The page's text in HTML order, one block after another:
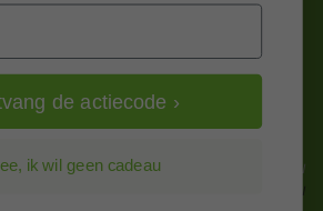
Alle prijzen zijn in EURO en excl. 21% BTW
wijzig naar incl. BTW
de actiecode ›
ik wil geen cadeau